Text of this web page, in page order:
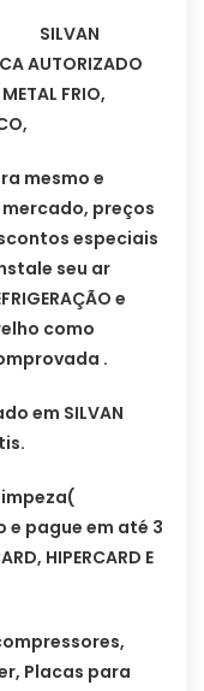
SILVAN
AUTORIZADO
FRIO,
mesmo e
preços
especiais
seu ar
e
como
.
em SILVAN
pague em até 3
HIPERCARD E
Placas para